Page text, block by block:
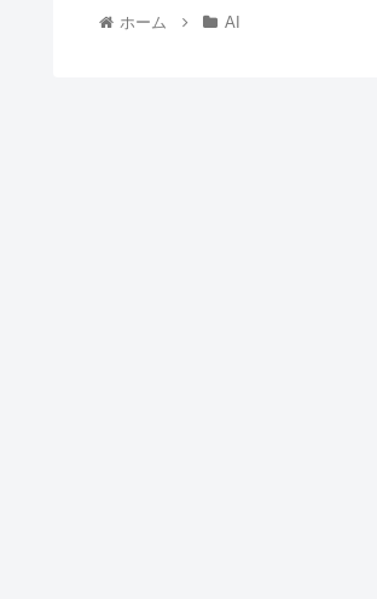
ホーム AI